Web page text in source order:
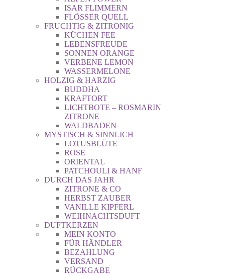
ISAR FLIMMERN
FLÖSSER QUELL
FRUCHTIG & ZITRONIG
KÜCHEN FEE
LEBENSFREUDE
SONNEN ORANGE
VERBENE LEMON
WASSERMELONE
HOLZIG & HARZIG
BUDDHA
KRAFTORT
LICHTBOTE – ROSMARIN
ZITRONE
WALDBADEN
MYSTISCH & SINNLICH
LOTUSBLÜTE
ROSE
ORIENTAL
PATCHOULI & HANF
DURCH DAS JAHR
ZITRONE & CO
HERBST ZAUBER
VANILLE KIPFERL
WEIHNACHTSDUFT
DUFTKERZEN
MEIN KONTO
FÜR HÄNDLER
BEZAHLUNG
VERSAND
RÜCKGABE